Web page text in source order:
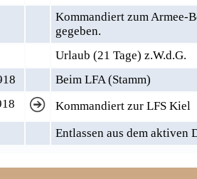
Kommandiert zum Armee-
gegeben.
Urlaub (21 Tage) z.W.d.G.
Beim LFA (Stamm)
Kommandiert zur LFS Kiel
Entlassen aus dem aktiven